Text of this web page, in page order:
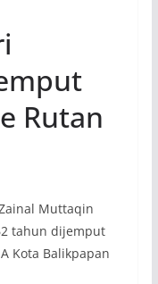
Rutan
Muttaqin
tahun dijemput
Kota Balikpapan